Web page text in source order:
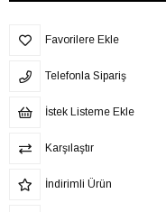
Favorilere Ekle
Telefonla Sipariş
İstek Listeme Ekle
Karşılaştır
İndirimli Ürün